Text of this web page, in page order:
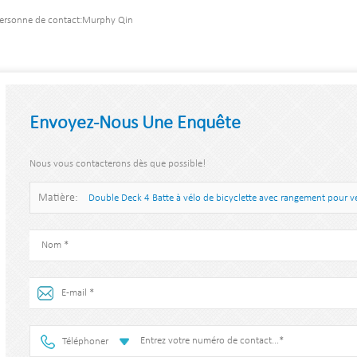
de contact:Murphy Qin
Envoyez-Nous Une Enquête
Nous vous contacterons dès que possible!
Matière: Double Deck 4 Batte à vélo de bicyclette avec rangement pour
Téléphoner